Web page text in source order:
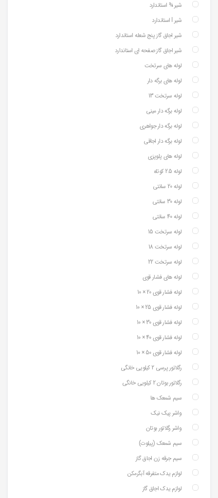
شیر ¾ استاندارد
شیر ⅼ استاندارد
شیر اجاق گاز پنج شعله استاندارد
شیر اجاق گاز صفحه ای استاندارد
لوله های سرتخت
لوله های برگه دار
لوله سرتخت 13
لوله برگه دار مینی
لوله برگه دار جواهری
لوله برگه دار اجاقی
لوله های پلوپزی
لوله 2.5 کوتاه
لوله 20 سانتی
لوله 30 سانتی
لوله 40 سانتی
لوله سرتخت 15
لوله سرتخت 18
لوله سرتخت 22
لوله های فشار قوی
لوله فشار قوی 20 × 10
لوله فشار قوی 25 × 10
لوله فشار قوی 30 × 10
لوله فشار قوی 40 × 10
لوله فشار قوی 50 × 10
رگلاتور پرسی 2 کیلویی خانگی
رگلاتور بوتان 2 کیلویی خانگی
سیم شمعک ها
واشر پیک نیک
واشر رگلاتور بوتان
سیم شمعک (پیلوت)
سیم جرقه زن اجاق گاز
لوازم یدک متفرقه آبگرمکن
لوازم یدک اجاق گاز